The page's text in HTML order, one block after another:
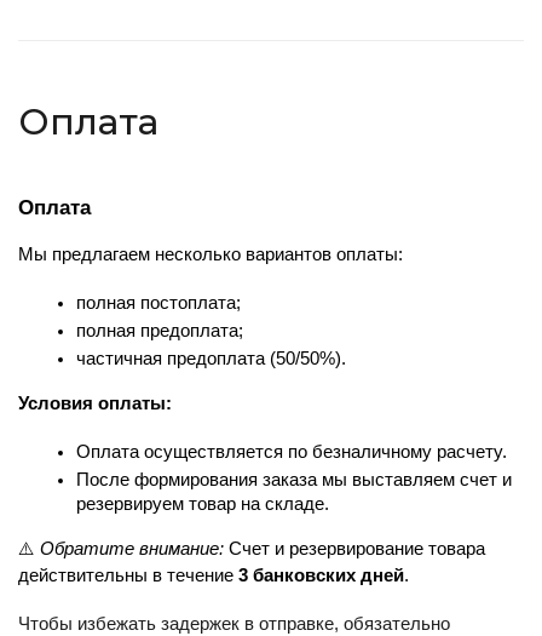
Оплата
Оплата
Мы предлагаем несколько вариантов оплаты:
полная постоплата;
полная предоплата;
частичная предоплата (50/50%).
Условия оплаты:
Оплата осуществляется по безналичному расчету.
После формирования заказа мы выставляем счет и
резервируем товар на складе.
⚠️ Обратите внимание: Счет и резервирование товара
действительны в течение 3 банковских дней.
Чтобы избежать задержек в отправке, обязательно